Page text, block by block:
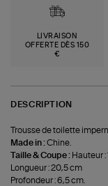
LIVRAISON
OFFERTE DÈS 150
€
DESCRIPTION
Trousse de toilette
Made in :Chine.
Taille & Coupe : Hauteur :
Longueur : 20,5 cm
Profondeur : 6,5 cm.